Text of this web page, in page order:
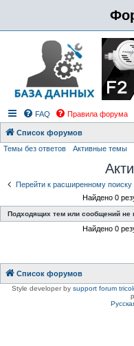
FAQ Правила форума
Список форумов
Темы без ответов Активные темы
Перейти к расширенному поиску
Найдено 0
Подходящих тем или сообщений не
Найдено 0
Список форумов
Style developer by support forum